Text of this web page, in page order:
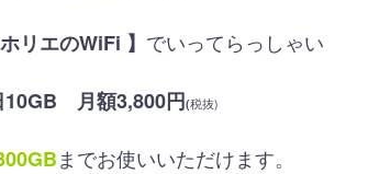
ホリエのWiFi 】 でいってらっしゃい
10GB 月額3,800円(税抜)
までお使いいただけます。